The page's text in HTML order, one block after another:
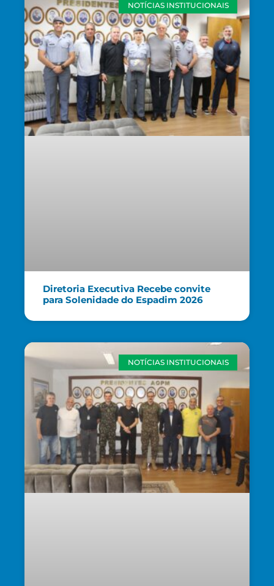
NOTÍCIAS INSTITUCIONAIS
Diretoria Executiva Recebe convite
para Solenidade do Espadim 2026
NOTÍCIAS INSTITUCIONAIS